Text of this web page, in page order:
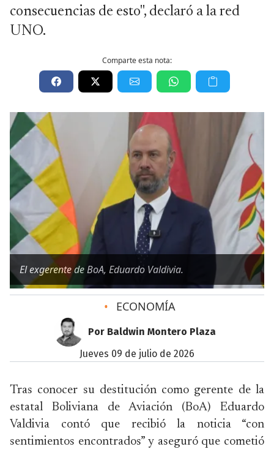
consecuencias de esto", declaró a la red
UNO.
Comparte esta nota:
El exgerente de BoA, Eduardo Valdivia.
• ECONOMÍA
Por Baldwin Montero Plaza
jueves 09 de julio de 2026
Tras conocer su destitución como gerente de la
estatal Boliviana de Aviación (BoA) Eduardo
Valdivia contó que recibió la noticia “con
sentimientos encontrados” y aseguró que cometió